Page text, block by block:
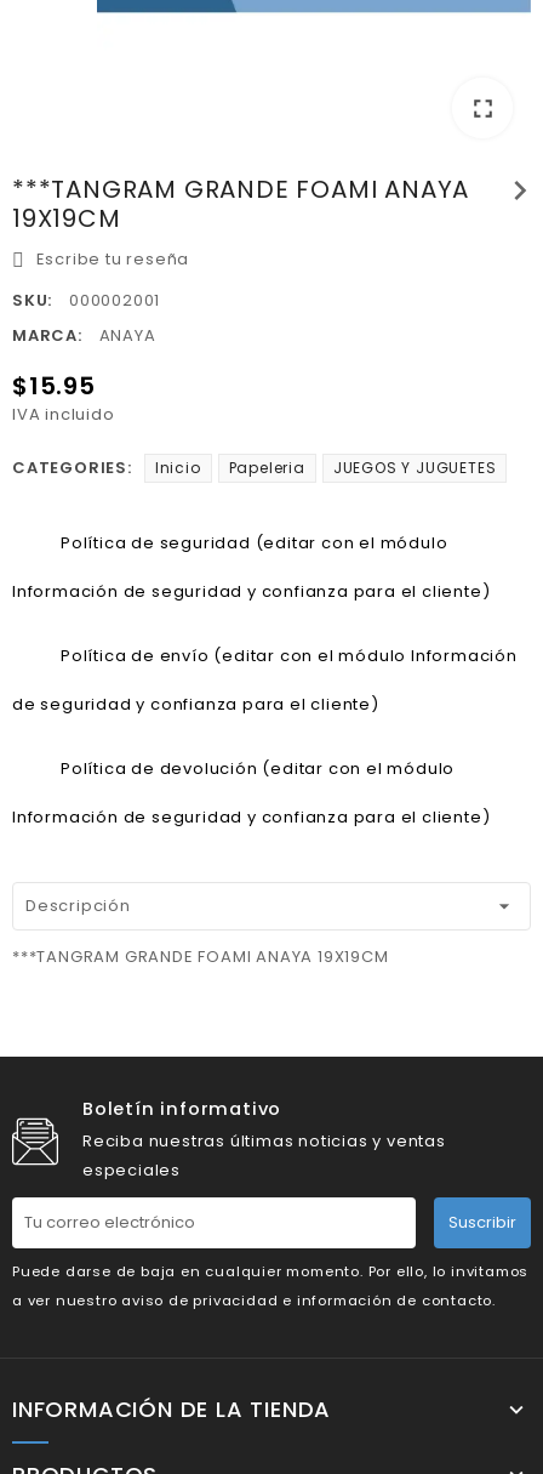
fullscreen
***TANGRAM GRANDE FOAMI ANAYA
19X19CM
chevron_right
Escribe tu reseña
SKU:
000002001
MARCA:
ANAYA
$15.95
IVA incluido
CATEGORIES: Inicio Papeleria JUEGOS Y JUGUETES
Política de seguridad (editar con el módulo
Información de seguridad y confianza para el cliente)
Política de envío (editar con el módulo Información
de seguridad y confianza para el cliente)
Política de devolución (editar con el módulo
Información de seguridad y confianza para el cliente)
Descripción
***TANGRAM GRANDE FOAMI ANAYA 19X19CM
Boletín informativo
Reciba nuestras últimas noticias y ventas
especiales
Suscribir
Puede darse de baja en cualquier momento. Por ello, lo invitamos
a ver nuestro aviso de privacidad e información de contacto.
INFORMACIÓN DE LA TIENDA